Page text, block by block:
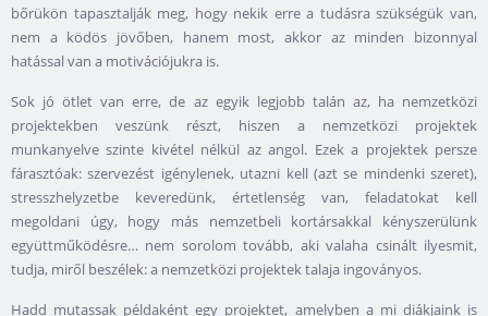
bőrükön tapasztalják meg, hogy nekik erre a tudásra szükségük van,
nem a ködös jövőben, hanem most, akkor az minden bizonnyal
hatással van a motivációjukra is.
Sok jó ötlet van erre, de az egyik legjobb talán az, ha nemzetközi
projektekben veszünk részt, hiszen a nemzetközi projektek
munkanyelve szinte kivétel nélkül az angol. Ezek a projektek persze
fárasztóak: szervezést igénylenek, utazni kell (azt se mindenki szeret),
stresszhelyzetbe keveredünk, értetlenség van, feladatokat kell
megoldani úgy, hogy más nemzetbeli kortársakkal kényszerülünk
együttműködésre… nem sorolom tovább, aki valaha csinált ilyesmit,
tudja, miről beszélek: a nemzetközi projektek talaja ingoványos.
Hadd mutassak példaként egy projektet, amelyben a mi diákjaink is